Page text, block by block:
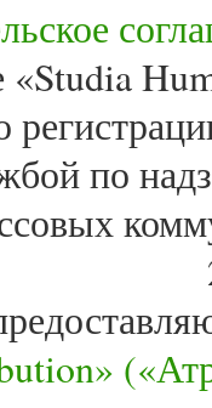
«Studia
о
по